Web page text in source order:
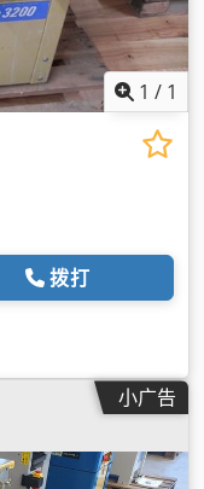
1 / 1
拨打
小广告